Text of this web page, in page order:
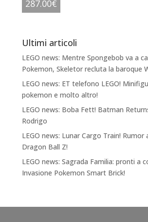
287.00€
Ultimi articoli
LEGO news: Mentre Spongebob va a
Pokemon, Skeletor recluta la baroque
LEGO news: ET telefono LEGO!
pokemon e molto altro!
LEGO news: Boba Fett! Batman
Rodrigo
LEGO news: Lunar Cargo Train! Rumor
Dragon Ball Z!
LEGO news: Sagrada Familia: pronti a
Invasione Pokemon Smart Brick!